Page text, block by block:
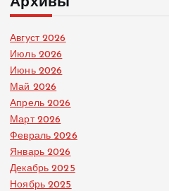
Август 2026
Июль 2026
Июнь 2026
Май 2026
Апрель 2026
Март 2026
Февраль 2026
Январь 2026
Декабрь 2025
Ноябрь 2025